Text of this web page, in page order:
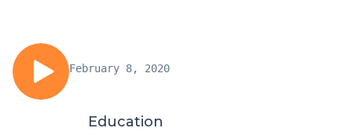
February 8, 2020
Education